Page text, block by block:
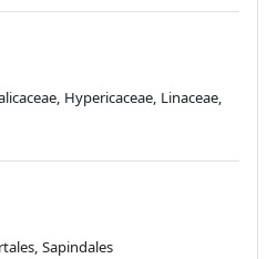
Hypericaceae, Linaceae,
Sapindales